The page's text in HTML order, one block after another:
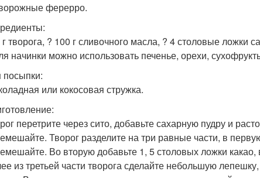
ферерро.
творога, ? 100 г сливочного масла, ? 4 столовые ложки
начинки можно использовать печенье, орехи,
посыпки:
или кокосовая стружка.
перетрите через сито, добавьте сахарную пудру и
Творог разделите на три равные части, в
Во вторую добавьте 1, 5 столовых ложки
из третьей части творога сделайте небольшую